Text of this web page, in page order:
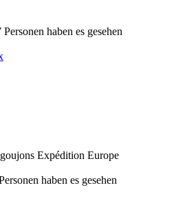
Personen haben es gesehen
Expédition Europe
haben es gesehen